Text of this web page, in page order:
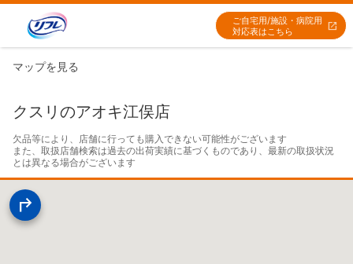
ご自宅用/施設・病院用
対応表はこちら
マップを見る
クスリのアオキ江俣店
欠品等により、店舗に行っても購入できない可能性がございます
また、取扱店舗検索は過去の出荷実績に基づくものであり、最新の取扱状況
とは異なる場合がございます